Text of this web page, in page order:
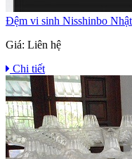
Đệm vi sinh Nisshinbo
Giá: Liên hệ
Chi tiết